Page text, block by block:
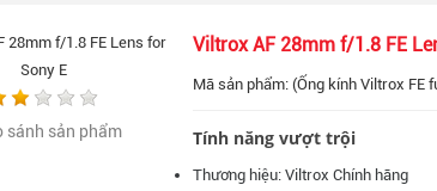
sánh sản phẩm
Viltrox AF 28mm f/1.8 FE
Mã sản phẩm: (Ống kính Viltrox FE
Tính năng vượt trội
Thương hiệu: Viltrox Chính hãng